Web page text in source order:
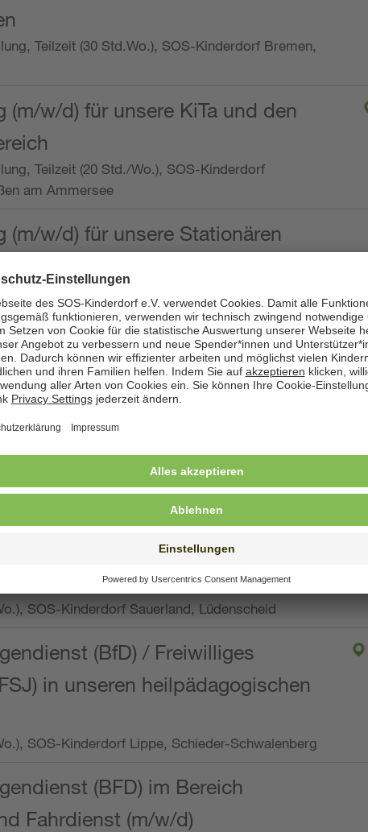
Teilzeit (30 Std.Wo.), SOS-Kinderdorf Bremen,
(m/w/d) für unsere KiTa und den
Teilzeit (20 Std./Wo.), SOS-Kinderdorf
am Ammersee
(m/w/d) für unsere Stationären
Vollzeit oder Teilzeit (mind. 30 - max. 38,5
Worpswede,
mit der Qualifikation als
(m/w/d) und die Ambulanten
Vollzeit oder Teilzeit (min. 34 bis max. 38,5
Oberpfalz, Immenreuth
Woche), SOS-Kinderdorf Düsseldorf
SOS-Kinderdorf Sauerland, Lüdenscheid
(BfD) / Freiwilliges
in unseren heilpädagogischen
SOS-Kinderdorf Lippe, Schieder-Schwalenberg
(BFD) im Bereich
Fahrdienst (m/w/d)